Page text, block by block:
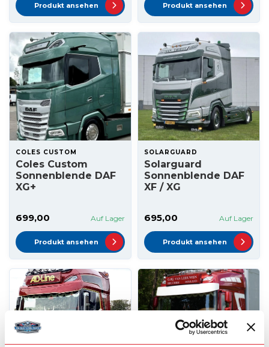
Produkt ansehen Produkt ansehen
COLES CUSTOM
Coles Custom
Sonnenblende DAF
XG+
699,00 Auf Lager
Produkt ansehen
SOLARGUARD
Solarguard
Sonnenblende DAF
XF / XG
695,00 Auf Lager
Produkt ansehen